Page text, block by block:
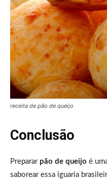
receita de pão de queijo
Conclusão
Preparar pão de queijo é
saborear essa iguaria